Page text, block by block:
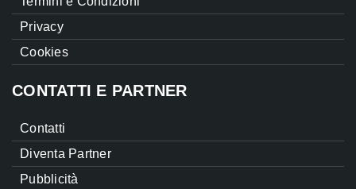
Privacy
Cookies
CONTATTI E PARTNER
Contatti
Diventa Partner
Pubblicità